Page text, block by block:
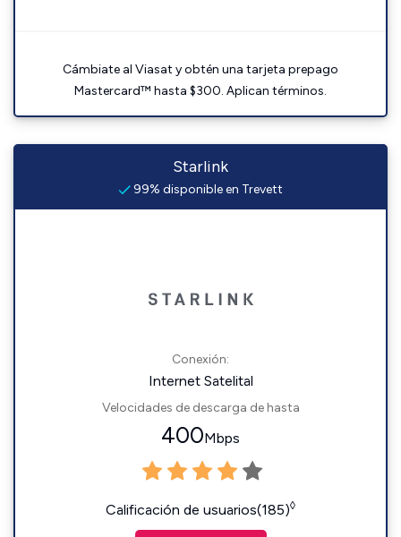
Cámbiate al Viasat y obtén una tarjeta prepago
Mastercard™ hasta $300. Aplican términos.
Starlink
99% disponible en Trevett
Conexión:
Internet Satelital
Velocidades de descarga de hasta
400Mbps
Calificación de usuarios(185)◊